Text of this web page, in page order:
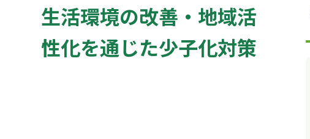
生活環境の改善・地域活
性化を通じた少子化対策